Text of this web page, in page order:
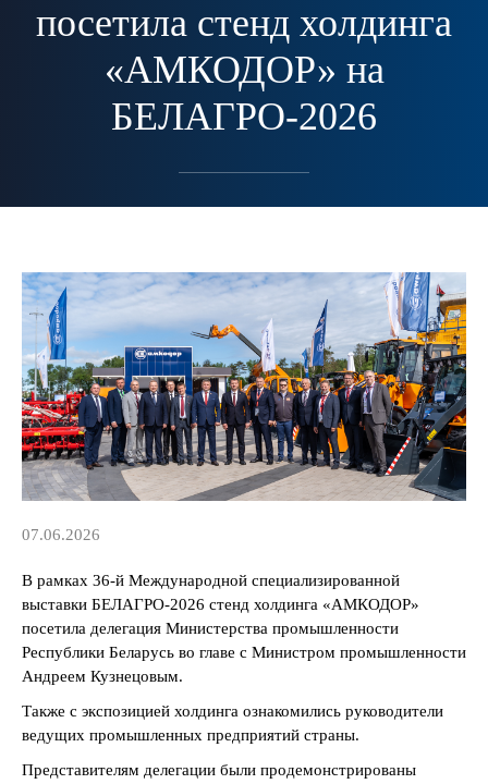
посетила стенд холдинга
«АМКОДОР» на
БЕЛАГРО-2026
07.06.2026
В рамках 36-й Международной специализированной
выставки БЕЛАГРО-2026 стенд холдинга «АМКОДОР»
посетила делегация Министерства промышленности
Республики Беларусь во главе с Министром промышленности
Андреем Кузнецовым.
Также с экспозицией холдинга ознакомились руководители
ведущих промышленных предприятий страны.
Представителям делегации были продемонстрированы